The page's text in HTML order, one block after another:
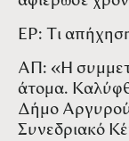
ΕΡ: Τι
ΑΠ: «Η
άτομα.
Δήμο
Συνεδριακό